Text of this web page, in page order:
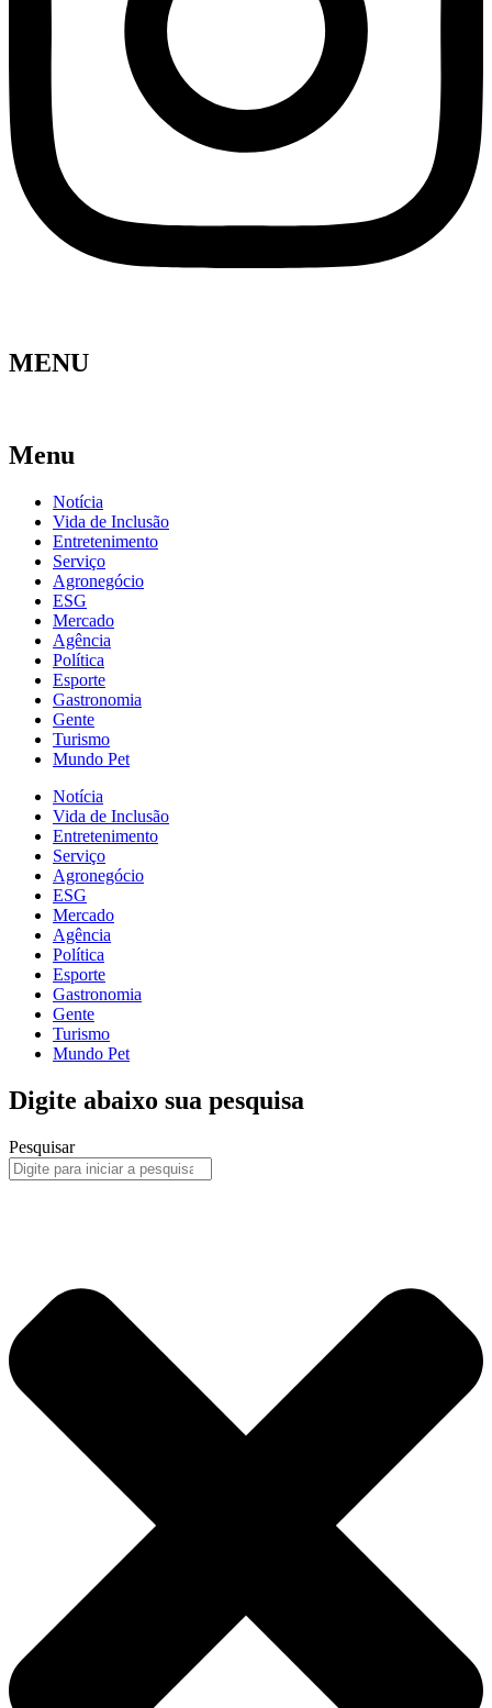
MENU
Menu
Notícia
Vida de Inclusão
Entretenimento
Serviço
Agronegócio
ESG
Mercado
Agência
Política
Esporte
Gastronomia
Gente
Turismo
Mundo Pet
Notícia
Vida de Inclusão
Entretenimento
Serviço
Agronegócio
ESG
Mercado
Agência
Política
Esporte
Gastronomia
Gente
Turismo
Mundo Pet
Digite abaixo sua pesquisa
Pesquisar